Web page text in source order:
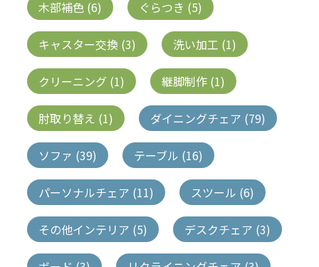
木部補色 (6) ぐらつき (5)
キャスター交換 (3) 洗い加工 (1)
クリーニング (1) 継脚制作 (1)
肘取り替え (1) ダイニングチェア (79)
ソファ (39) テーブル (16)
パーソナルチェア (11) スツール (6)
その他インテリア (5) デスクチェア (3)